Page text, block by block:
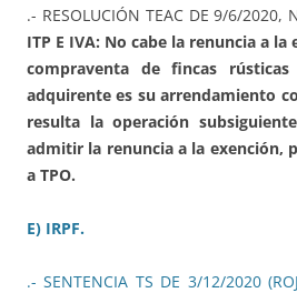
.- RESOLUCIÓN TEAC DE 9/6/2020,
ITP E IVA: No cabe la renuncia a
compraventa de fincas
adquirente es su arrendamiento
resulta la operación
admitir la renuncia a la exención,
a TPO.
E) IRPF.
.- SENTENCIA TS DE 3/12/2020